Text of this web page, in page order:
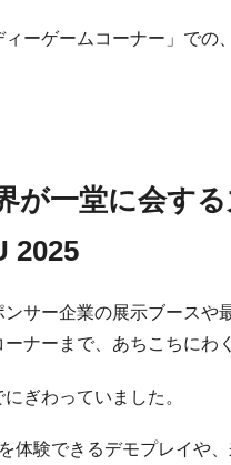
ーゲームコーナー」での
が一堂に会す
2025
サー企業の展示ブースや
ナーまで、あちこちにわ
ぎわっていました。
体験できるデモプレイや